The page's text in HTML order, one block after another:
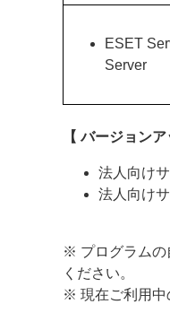
ESET
Server
【 バージョンア
法人向け
法人向け
※ プログラムの
ください。
※ 現在ご利用中